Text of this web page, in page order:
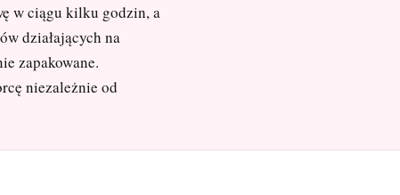
w ciągu kilku godzin, a
działających na
zapakowane.
niezależnie od